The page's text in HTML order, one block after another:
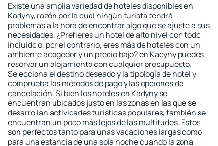
Existe una amplia variedad de hoteles disponibles en
Kadyny, razón por la cual ningún turista tendrá
problemas a la hora de encontrar algo que se ajuste a sus
necesidades. ¿Prefieres un hotel de alto nivel con todo
incluido o, por el contrario, eres más de hoteles con un
ambiente acogedor y un precio bajo? en Kadyny puedes
reservar un alojamiento con cualquier presupuesto.
Selecciona el destino deseado y la tipología de hotel y
comprueba los métodos de pago y las opciones de
cancelación. Si bien los hoteles en Kadyny se
encuentran ubicados justo en las zonas en las que se
desarrollan actividades turísticas populares, también se
encuentran un poco más lejos de las multitudes. Estos
son perfectos tanto para unas vacaciones largas como
para una estancia de una sola noche cuando la zona